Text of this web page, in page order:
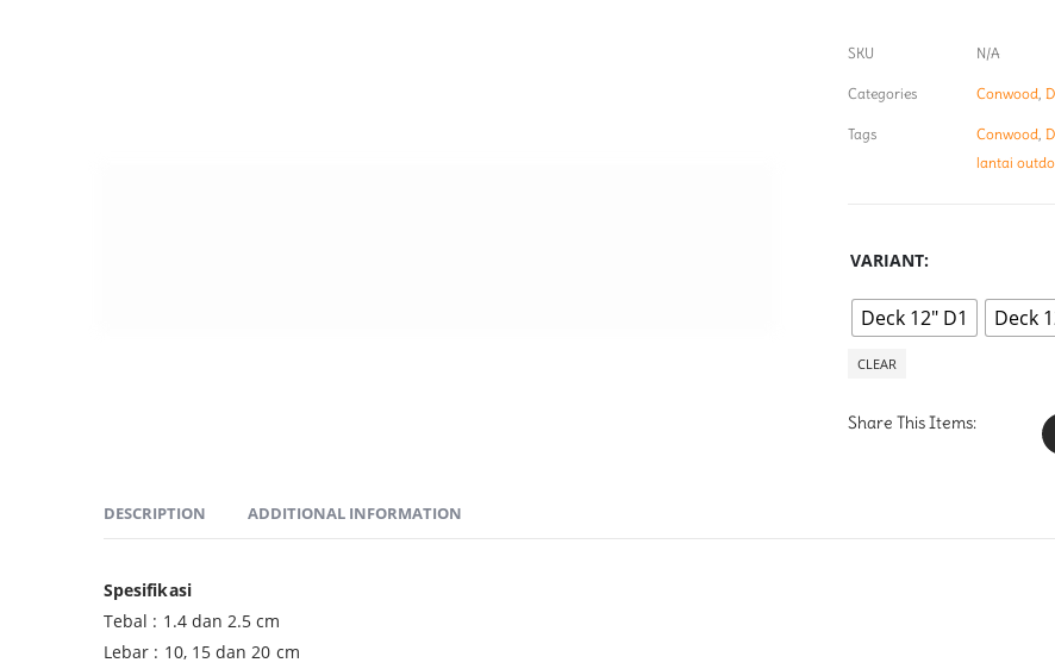
SKU N/A
Categories Conwood
Tags Conwood
lantai
VARIANT
Deck 12" D1 Deck
CLEAR
Share This Items:
DESCRIPTION ADDITIONAL INFORMATION
Spesifikasi
Tebal : 1.4 dan 2.5 cm
Lebar : 10, 15 dan 20 cm